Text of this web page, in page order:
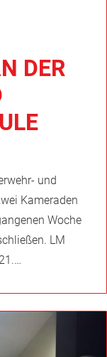
DER
und
Kameraden
Woche
LM